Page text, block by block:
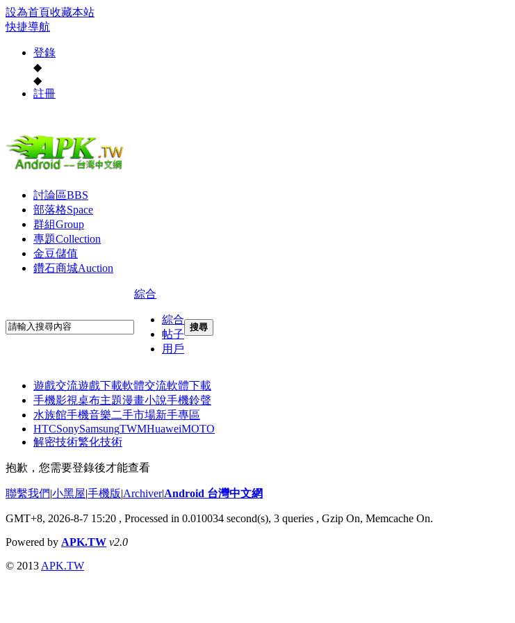
設為首頁收藏本站
快捷導航
登錄
◆
◆
註冊
討論區BBS
部落格Space
群組Group
專題Collection
金豆儲值
鑽石商城Auction
綜合
綜合
帖子
用戶
搜尋
遊戲交流遊戲下載軟體交流軟體下載
手機影視桌布主題漫畫小說手機鈴聲
水族館手機音樂二手市場新手專區
HTCSonySamsungTWMHuaweiMOTO
解密技術繁化技術
抱歉，您需要登錄後才能查看
聯繫我們|小黑屋|手機版|Archiver|Android 台灣中文網
GMT+8, 2026-8-7 15:20 , Processed in 0.010034 second(s), 3 queries , Gzip On, Memcache On.
Powered by APK.TW v2.0
© 2013 APK.TW